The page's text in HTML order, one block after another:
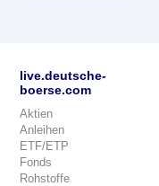
live.deutsche-
boerse.com
Aktien
Anleihen
ETF/ETP
Fonds
Rohstoffe